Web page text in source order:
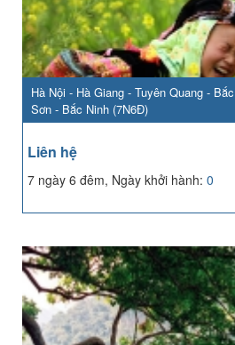
Hà Nội - Hà Giang - Tuyên Quang -
Sơn - Bắc Ninh (7N6Đ)
Liên hệ
7 ngày 6 đêm, Ngày khởi hành: 0